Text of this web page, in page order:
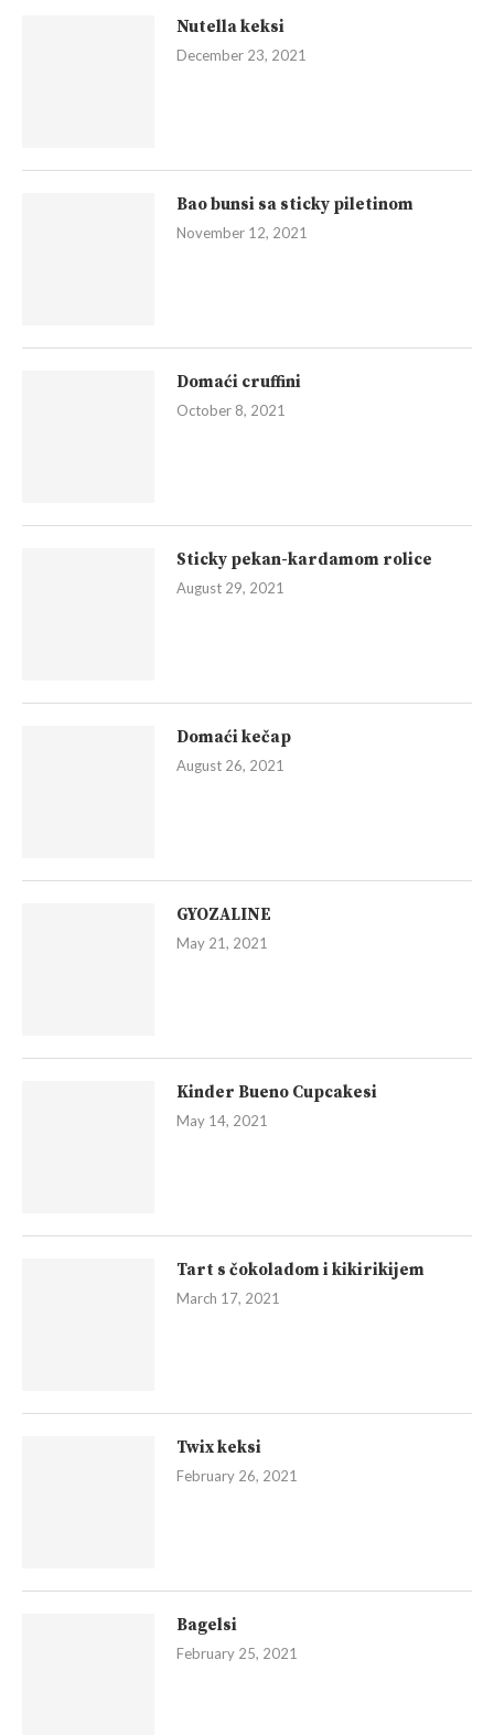
Nutella keksi
December 23, 2021
Bao bunsi sa sticky piletinom
November 12, 2021
Domaći cruffini
October 8, 2021
Sticky pekan-kardamom rolice
August 29, 2021
Domaći kečap
August 26, 2021
GYOZALINE
May 21, 2021
Kinder Bueno Cupcakesi
May 14, 2021
Tart s čokoladom i kikirikijem
March 17, 2021
Twix keksi
February 26, 2021
Bagelsi
February 25, 2021